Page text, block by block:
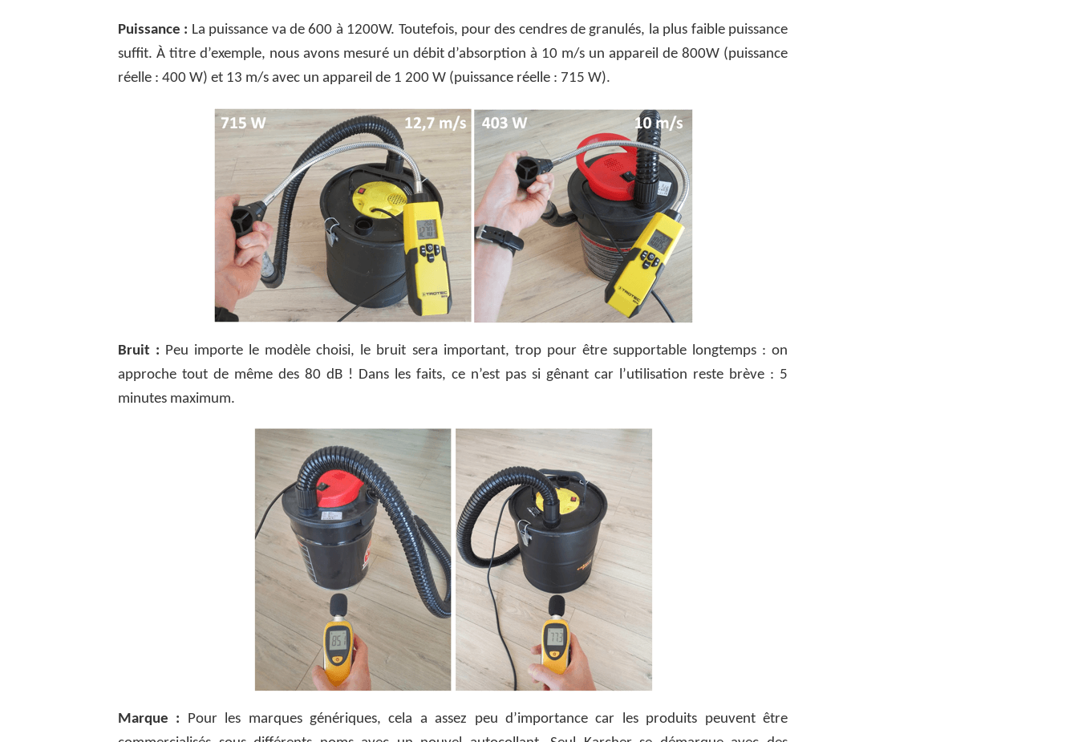
Puissance : La puissance va de 600 à 1200W. Toutefois, pour des cendres de granulés, la plus faible puissance
suffit. À titre d’exemple, nous avons mesuré un débit d’absorption à 10 m/s un appareil de 800W (puissance
réelle : 400 W) et 13 m/s avec un appareil de 1 200 W (puissance réelle : 715 W).
Bruit : Peu importe le modèle choisi, le bruit sera important, trop pour être supportable longtemps : on
approche tout de même des 80 dB ! Dans les faits, ce n’est pas si gênant car l’utilisation reste brève : 5
minutes maximum.
Marque : Pour les marques génériques, cela a assez peu d’importance car les produits peuvent être